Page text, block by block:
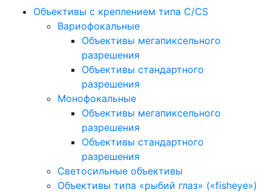
Объективы с креплением типа C/CS
Вариофокальные
Объективы мегапиксельного
разрешения
Объективы стандартного
разрешения
Монофокальные
Объективы мегапиксельного
разрешения
Объективы стандартного
разрешения
Светосильные объективы
Объективы типа «рыбий глаз» («fisheye»)